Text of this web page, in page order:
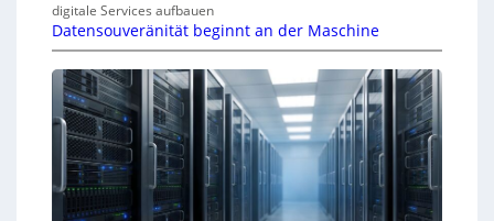
digitale Services aufbauen
Datensouveränität beginnt an der Maschine